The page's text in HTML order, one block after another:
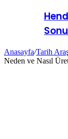
Anasayfa/Tarih
Neden ve Nasıl